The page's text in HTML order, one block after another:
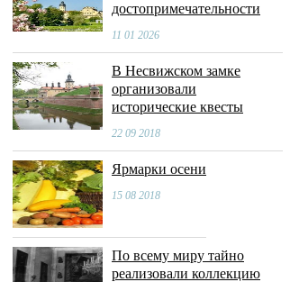
достопримечательности
11 01 2026
В Несвижском замке
организовали
исторические квесты
22 09 2018
Ярмарки осени
15 08 2018
По всему миру тайно
реализовали коллекцию